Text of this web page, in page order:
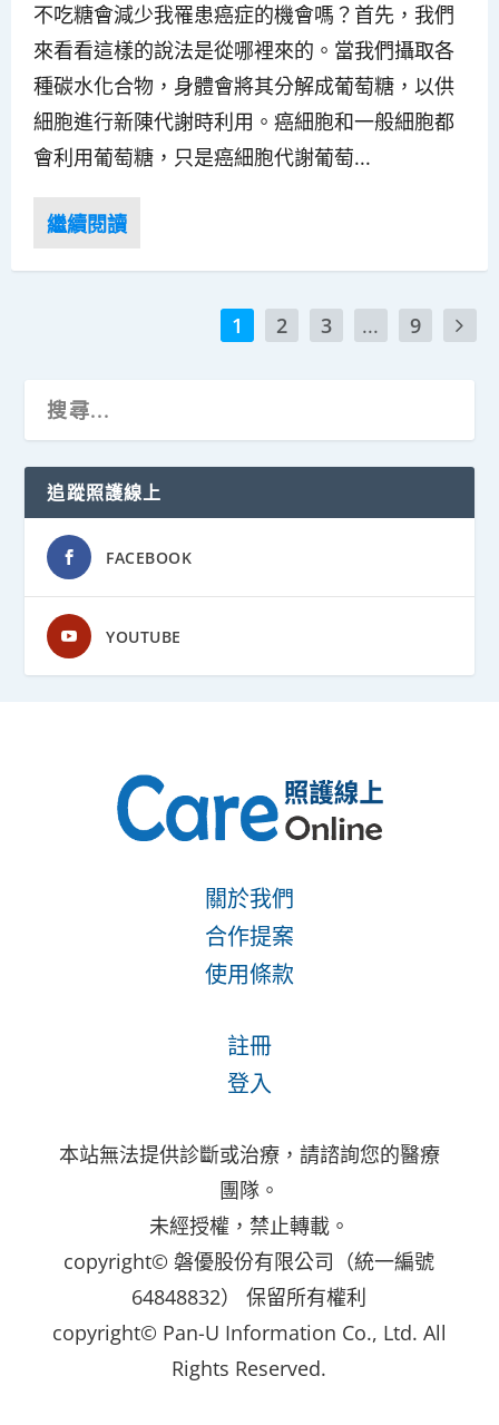
不吃糖會減少我罹患癌症的機會嗎？首先，我們
來看看這樣的說法是從哪裡來的。當我們攝取各
種碳水化合物，身體會將其分解成葡萄糖，以供
細胞進行新陳代謝時利用。癌細胞和一般細胞都
會利用葡萄糖，只是癌細胞代謝葡萄...
1 2 3 ... 9
追蹤照護線上
FACEBOOK
YOUTUBE
關於我們
合作提案
使用條款
註冊
登入
本站無法提供診斷或治療，請諮詢您的醫療
團隊。
未經授權，禁止轉載。
copyright© 磐優股份有限公司（統一編號
64848832） 保留所有權利
copyright© Pan-U Information Co., Ltd. All
Rights Reserved.